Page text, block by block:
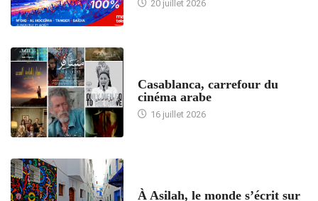
20 juillet 2026
Casablanca, carrefour du
cinéma arabe
16 juillet 2026
À Asilah, le monde s’écrit sur